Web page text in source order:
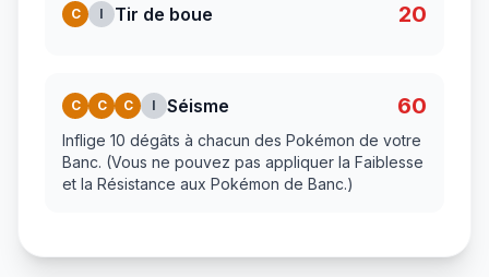
C I Tir de boue 20
C C C I Séisme 60
Inflige 10 dégâts à chacun des Pokémon de votre
Banc. (Vous ne pouvez pas appliquer la Faiblesse
et la Résistance aux Pokémon de Banc.)